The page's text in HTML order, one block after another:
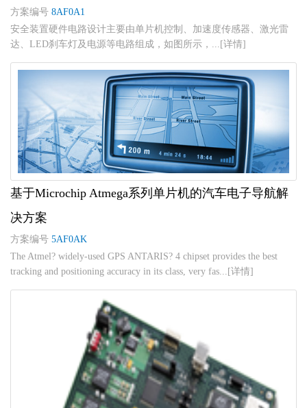
方案编号 8AF0A1
安全装置硬件电路设计主要由单片机控制、加速度传感器、激光雷
达、LED刹车灯及电源等电路组成，如图所示，...[详情]
基于Microchip Atmega系列单片机的汽车电子导航解
决方案
方案编号 5AF0AK
The Atmel? widely-used GPS ANTARIS? 4 chipset provides the best
tracking and positioning accuracy in its class, very fas...[详情]